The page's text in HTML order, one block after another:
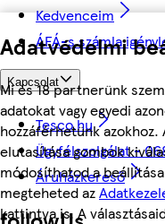
Adatvédelmi
Mi és 18 partnerünk
adatokat vagy egyedi
hozzáférhetünk azokhoz.
elutasítása gombok
módosíthatod a
megteheted az
kattintva is. A
Kedvenceim
ÁFÁ-s számla
Kapcsolat
Tesco.hu
Ügyfélszolgálat -
Áruházkereső